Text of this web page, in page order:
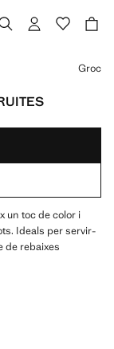
Groc
un toc de color i
Ideals per servir-
de rebaixes